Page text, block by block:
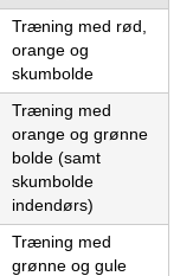
Træning med rød,
orange og
skumbolde
Træning med
orange og grønne
bolde (samt
skumbolde
indendørs)
Træning med
grønne og gule